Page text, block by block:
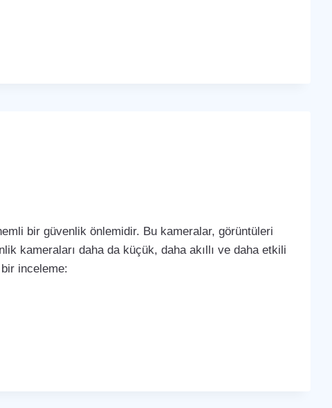
bir güvenlik önlemidir. Bu kameralar, görüntüleri
kameraları daha da küçük, daha akıllı ve daha etkili
inceleme: